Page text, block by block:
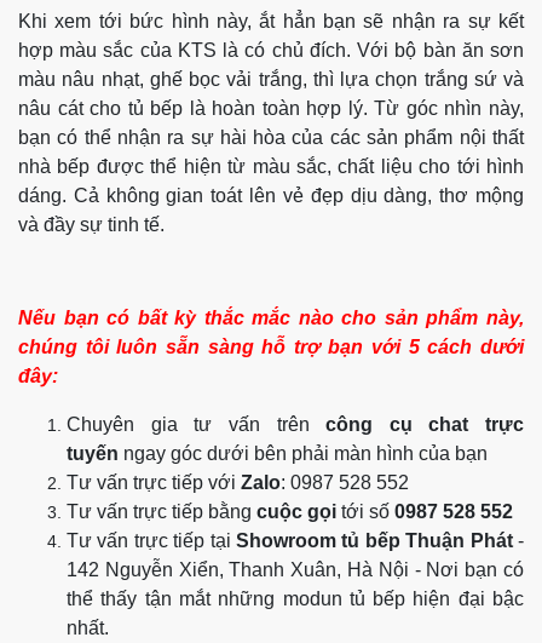
Khi xem tới bức hình này, ắt hẳn bạn sẽ nhận ra sự kết
hợp màu sắc của KTS là có chủ đích. Với bộ bàn ăn sơn
màu nâu nhạt, ghế bọc vải trắng, thì lựa chọn trắng sứ và
nâu cát cho tủ bếp là hoàn toàn hợp lý. Từ góc nhìn này,
bạn có thể nhận ra sự hài hòa của các sản phẩm nội thất
nhà bếp được thể hiện từ màu sắc, chất liệu cho tới hình
dáng. Cả không gian toát lên vẻ đẹp dịu dàng, thơ mộng
và đầy sự tinh tế.
Nếu bạn có bất kỳ thắc mắc nào cho sản phẩm này,
chúng tôi luôn sẵn sàng hỗ trợ bạn với 5 cách dưới
đây:
Chuyên gia tư vấn trêncông cụ chat trực
tuyến ngay góc dưới bên phải màn hình của bạn
Tư vấn trực tiếp với Zalo: 0987 528 552
Tư vấn trực tiếp bằng cuộc gọi tới số 0987 528 552
Tư vấn trực tiếp tại Showroom tủ bếp Thuận Phát-
142 Nguyễn Xiển, Thanh Xuân, Hà Nội - Nơi bạn có
thể thấy tận mắt những modun tủ bếp hiện đại bậc
nhất.